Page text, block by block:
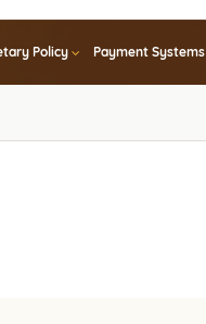
Policy Payment Systems